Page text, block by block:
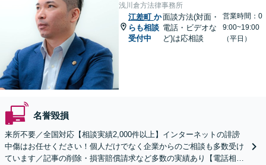
浅川倉方法律事務所
江差町 か
らも相談
受付中
面談方法(対面・
電話・ビデオな
ど)は応相談
営業時間：0
9:00~19:00
（平日）
名誉毀損
来所不要／全国対応【相談実績2,000件以上】インターネットの誹謗
中傷はお任せください！個人だけでなく企業からのご相談も多数受け
ています／記事の削除・損害賠償請求など多数の実績あり【電話相談